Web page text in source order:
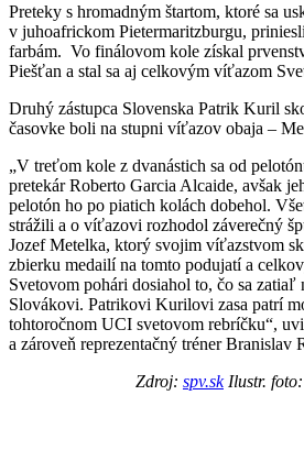
Preteky s hromadným štartom, ktoré sa
v juhoafrickom Pietermaritzburgu,
farbám. Vo finálovom kole získal
Piešťan a stal sa aj celkovým víťazom
Druhý zástupca Slovenska Patrik Kuril
časovke boli na stupni víťazov obaja –
„V treťom kole z dvanástich sa od
pretekár Roberto Garcia Alcaide, avšak
pelotón ho po piatich kolách dobehol.
strážili a o víťazovi rozhodol záverečný
Jozef Metelka, ktorý svojim víťazstvom
zbierku medailí na tomto podujatí a
Svetovom pohári dosiahol to, čo sa zatiaľ
Slovákovi. Patrikovi Kurilovi zasa patrí
tohtoročnom UCI svetovom rebríčku“,
a zároveň reprezentačný tréner Branislav
Zdroj: spv.skIlustr. foto: